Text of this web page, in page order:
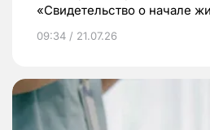
«Свидетельство о начале
09:34 / 21.07.26